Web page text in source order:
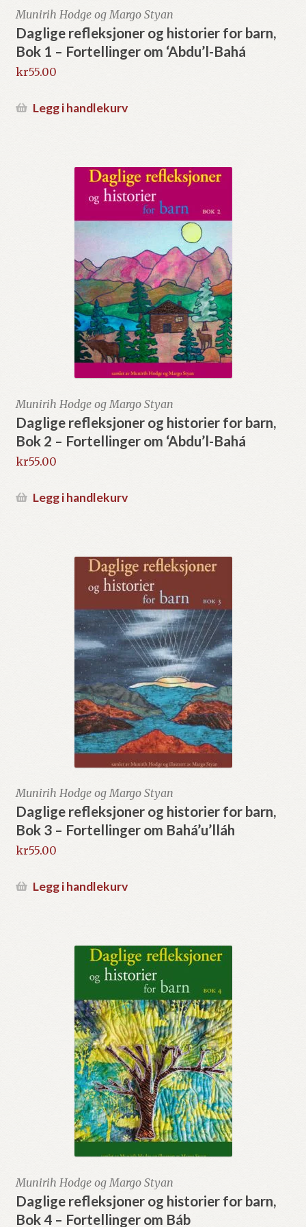
Munirih Hodge og Margo Styan
Daglige refleksjoner og historier for barn,
Bok 1 – Fortellinger om ‘Abdu’l-Bahá
kr55.00
Legg i handlekurv
Munirih Hodge og Margo Styan
Daglige refleksjoner og historier for barn,
Bok 2 – Fortellinger om ‘Abdu’l-Bahá
kr55.00
Legg i handlekurv
Munirih Hodge og Margo Styan
Daglige refleksjoner og historier for barn,
Bok 3 – Fortellinger om Bahá’u’lláh
kr55.00
Legg i handlekurv
Munirih Hodge og Margo Styan
Daglige refleksjoner og historier for barn,
Bok 4 – Fortellinger om Báb